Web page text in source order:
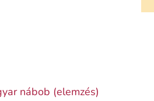
nábob (elemzés)